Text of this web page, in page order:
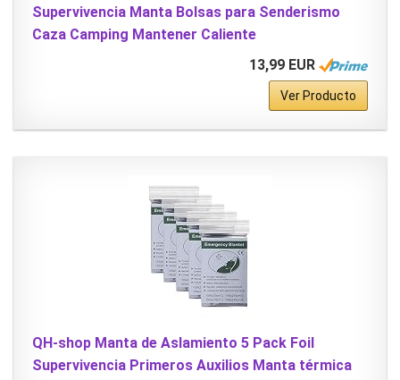
Supervivencia Manta Bolsas para Senderismo
Caza Camping Mantener Caliente
13,99 EUR
Ver Producto
QH-shop Manta de Aslamiento 5 Pack Foil
Supervivencia Primeros Auxilios Manta térmica